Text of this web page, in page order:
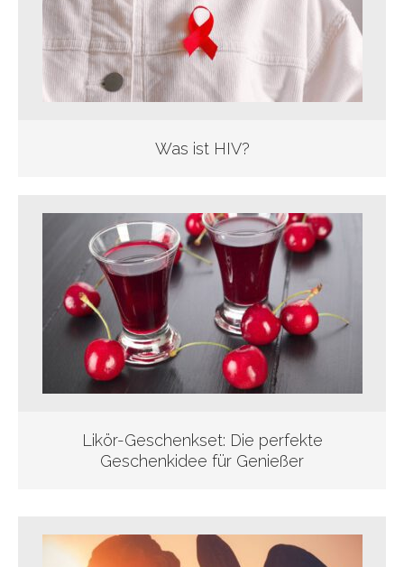
Was ist HIV?
Likör-Geschenkset: Die perfekte
Geschenkidee für Genießer